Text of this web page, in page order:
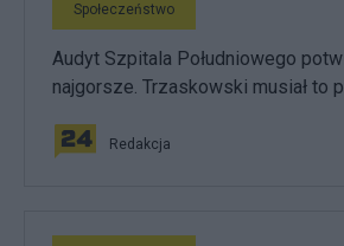
Społeczeństwo
Audyt Szpitala Południowego
najgorsze. Trzaskowski musiał to
Redakcja